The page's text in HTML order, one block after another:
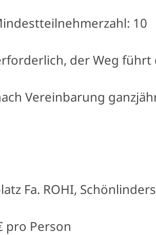
10
der Weg
Vereinbarung
Fa. ROHI,
pro Person